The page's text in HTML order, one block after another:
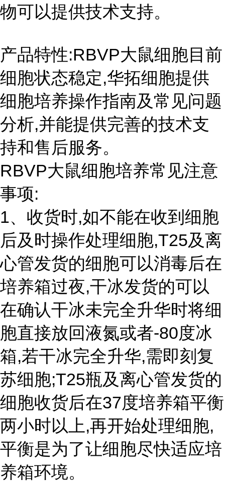
物可以提供技术支持。
产品特性:RBVP大鼠细胞目前
细胞状态稳定,华拓细胞提供
细胞培养操作指南及常见问题
分析,并能提供完善的技术支
持和售后服务。
RBVP大鼠细胞培养常见注意
事项:
1、收货时,如不能在收到细胞
后及时操作处理细胞,T25及离
心管发货的细胞可以消毒后在
培养箱过夜,干冰发货的可以
在确认干冰未完全升华时将细
胞直接放回液氮或者-80度冰
箱,若干冰完全升华,需即刻复
苏细胞;T25瓶及离心管发货的
细胞收货后在37度培养箱平衡
两小时以上,再开始处理细胞,
平衡是为了让细胞尽快适应培
养箱环境。